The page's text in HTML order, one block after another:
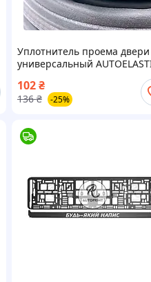
Уплотнитель проема двери
универсальный
102 ₴
136 ₴ -25%